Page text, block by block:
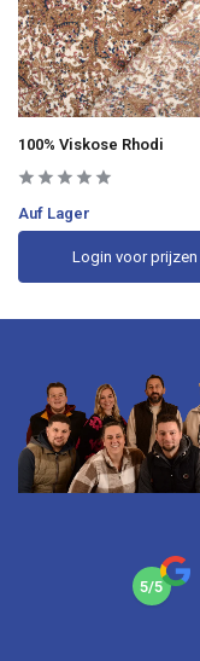
100% Viskose Rhodi
Auf Lager
Login voor prijzen
5/5